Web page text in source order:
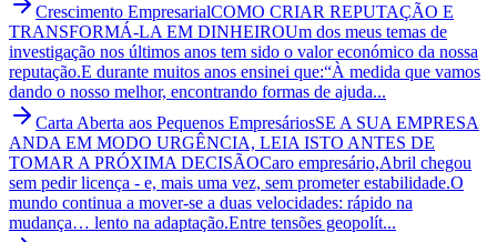
Crescimento EmpresarialCOMO CRIAR REPUTAÇÃO E
TRANSFORMÁ-LA EM DINHEIROUm dos meus temas de
investigação nos últimos anos tem sido o valor económico da nossa
reputação.E durante muitos anos ensinei que:“À medida que vamos
dando o nosso melhor, encontrando formas de ajuda...
Carta Aberta aos Pequenos EmpresáriosSE A SUA EMPRESA
ANDA EM MODO URGÊNCIA, LEIA ISTO ANTES DE
TOMAR A PRÓXIMA DECISÃOCaro empresário,Abril chegou
sem pedir licença - e, mais uma vez, sem prometer estabilidade.O
mundo continua a mover-se a duas velocidades: rápido na
mudança… lento na adaptação.Entre tensões geopolít...